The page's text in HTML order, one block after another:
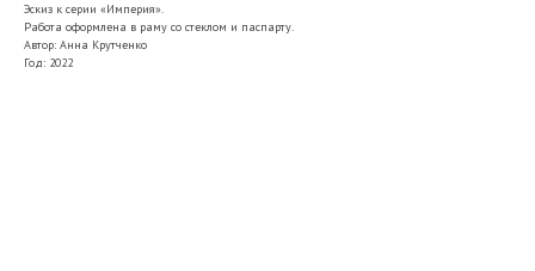
Эскиз к серии «Империя».
Работа оформлена в раму со стеклом и паспарту.
Автор: Анна Крутченко
Год: 2022